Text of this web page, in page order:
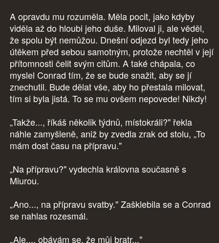
A opravdu mu rozuměla. Měla pocit, jako kdyby
viděla až do hloubi jeho duše. Miloval ji, ale věděl,
že spolu být nemůžou. Dnešní odjezd byl tedy jeho
útěkem před sebou samotným, protože nechtěl v její
přítomnosti čelit svým citům. A také chápala, co
myslel Conrad tím, že se bude snažit, aby se jí
znechutil. Bude dělat vše, aby ho přestala milovat,
tím si byla jistá. To se mu ovšem nepovede! Nikdy!
„Takže..., říkáš několik týdnů, místokráli?" řekla
náhle zamyšleně, aniž by zvedla zrak od stolu, „To
mám dost času na přípravu."
„Na přípravu?" vydechla královna současně s
Miurou.
„Ano..., na přípravu svatby." Zašklebila se a Conrad
se nahlas rozesmál.
„Ale..., obávám se, že můj bratr..."